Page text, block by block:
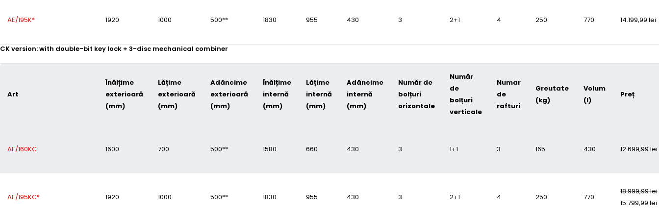
AE/195K* 1920 1000 500** 1830 955 430 3 2+1 4 250 770 14.199,99 lei
CK version: with double-bit key lock + 3-disc mechanical combiner
Art
Înălțime
exterioară
(mm)
Lățime
exterioară
(mm)
Adâncime
exterioară
(mm)
Înălțime
internă
(mm)
Lățime
internă
(mm)
Adâncime
internă
(mm)
Număr de
bolțuri
orizontale
Număr
de
bolțuri
verticale
Numar
de
rafturi
Greutate
(kg)
Volum
(l)
Preț
AE/160KC 1600 700 500** 1580 660 430 3 1+1 3 165 430 12.699,99 lei
AE/195KC* 1920 1000 500** 1830 955 430 3 2+1 4 250 770
18.999,99lei
15.799,99 lei